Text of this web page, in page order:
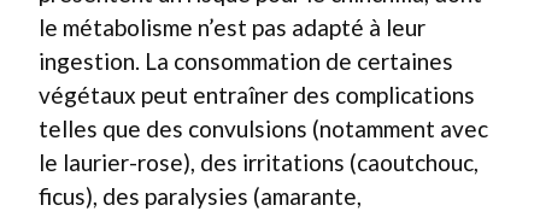
le métabolisme n’est pas adapté à leur
ingestion. La consommation de certaines
végétaux peut entraîner des complications
telles que des convulsions (notamment avec
le laurier-rose), des irritations (caoutchouc,
ficus), des paralysies (amarante,